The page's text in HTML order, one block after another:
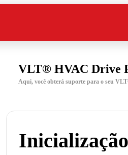
VLT® HVAC Drive
Aqui, você obterá suporte para o seu